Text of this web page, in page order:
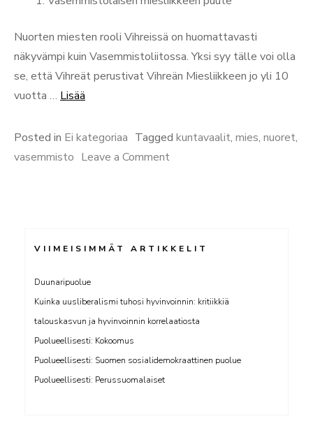
Nuorten miesten rooli Vihreissä on huomattavasti
näkyvämpi kuin Vasemmistoliitossa. Yksi syy tälle voi olla
se, että Vihreät perustivat Vihreän Miesliikkeen jo yli 10
vuotta … Lisää
miehet”
Posted in Ei kategoriaa Tagged kuntavaalit, mies, nuoret,
vasemmisto Leave a Commenton
VIIMEISIMMÄT ARTIKKELIT
Duunaripuolue
Kuinka uusliberalismi tuhosi hyvinvoinnin: kritiikkiä
talouskasvun ja hyvinvoinnin korrelaatiosta
Puolueellisesti: Kokoomus
Puolueellisesti: Suomen sosialidemokraattinen puolue
Puolueellisesti: Perussuomalaiset